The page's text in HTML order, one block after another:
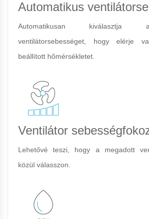
Automatikus
Automatikusan kiválasztja
ventilátorsebességet, hogy elérje
beállított hőmérsékletet.
Ventilátor
Lehetővé teszi, hogy a megadott
közül válasszon.